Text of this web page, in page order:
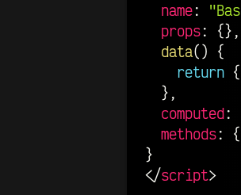
name:
props: {} ,
data()
{
return {
} ,
computed:
methods: {
}
</script>